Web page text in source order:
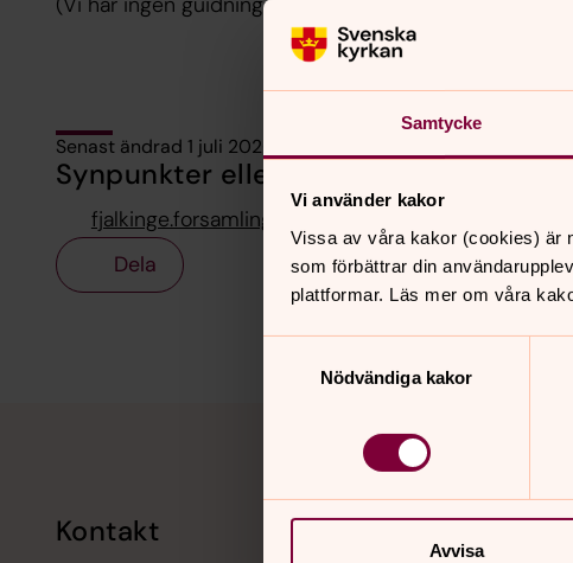
Samtycke
Vi använder kakor
Vissa av våra kakor (cookies) är
som förbättrar din
plattformar. Läs mer om våra
Nödvändiga kakor
Avvisa
Senast ändrad 1 juli 2026
Synpunkter eller frågor på sidans
fjalkinge.forsamling@svenskakyrkan.se
Dela
Kontakt Kalender